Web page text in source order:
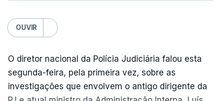
OUVIR
O diretor nacional da Polícia Judiciária falou esta
segunda-feira, pela primeira vez, sobre as
investigações que envolvem o antigo dirigente da